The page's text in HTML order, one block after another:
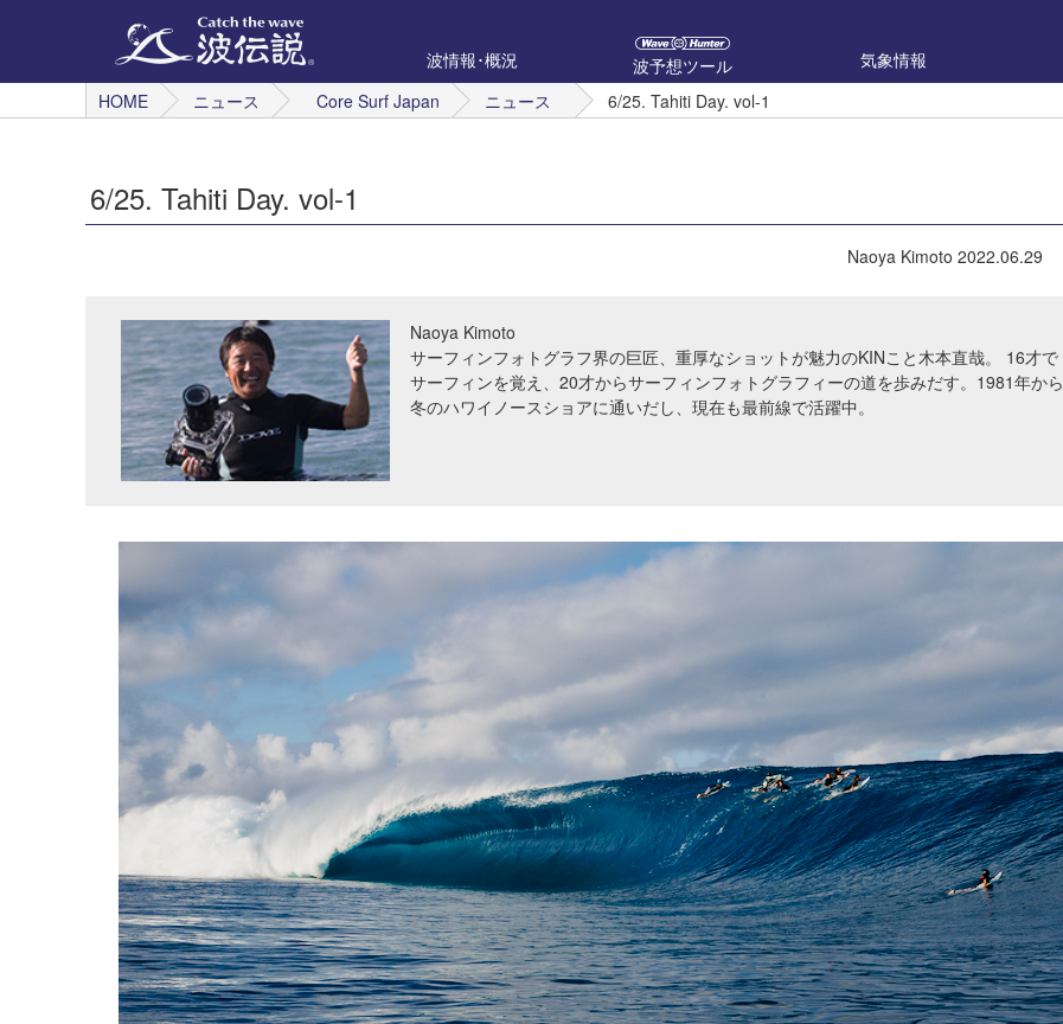
波情報･概況
波予想ツール 気象情報
HOME
ニュース Core Surf Japan ニュース 6/25. Tahiti Day. vol-1
6/25. Tahiti Day. vol-1
Naoya Kimoto 2022.06.29
Naoya Kimoto
サーフィンフォトグラフ界の巨匠、重厚なショットが魅力のKINこと木本直哉。 16才で
サーフィンを覚え、20才からサーフィンフォトグラフィーの道を歩みだす。1981年から
冬のハワイノースショアに通いだし、現在も最前線で活躍中。